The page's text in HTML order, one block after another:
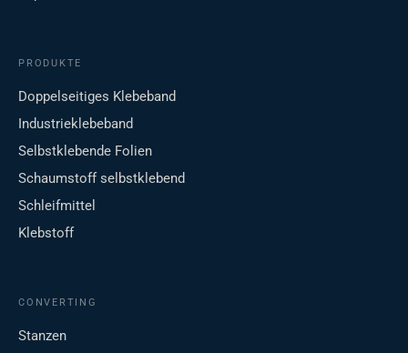
PRODUKTE
Doppelseitiges Klebeband
Industrieklebeband
Selbstklebende Folien
Schaumstoff selbstklebend
Schleifmittel
Klebstoff
CONVERTING
Stanzen